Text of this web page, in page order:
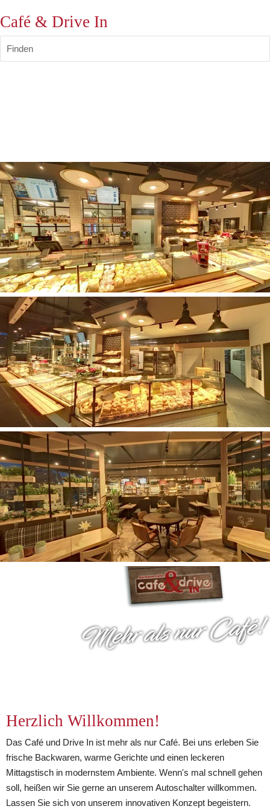
Café & Drive In
Finden
Herzlich Willkommen!
Das Café und Drive In ist mehr als nur Café. Bei uns erleben Sie
frische Backwaren, warme Gerichte und einen leckeren
Mittagstisch in modernstem Ambiente. Wenn's mal schnell gehen
soll, heißen wir Sie gerne an unserem Autoschalter willkommen.
Lassen Sie sich von unserem innovativen Konzept begeistern.